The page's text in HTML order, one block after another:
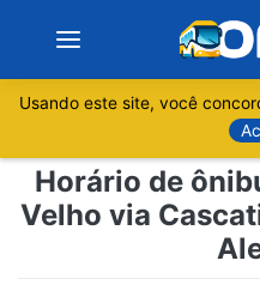
Sobre
Usando este site, você
Horário de
Velho via